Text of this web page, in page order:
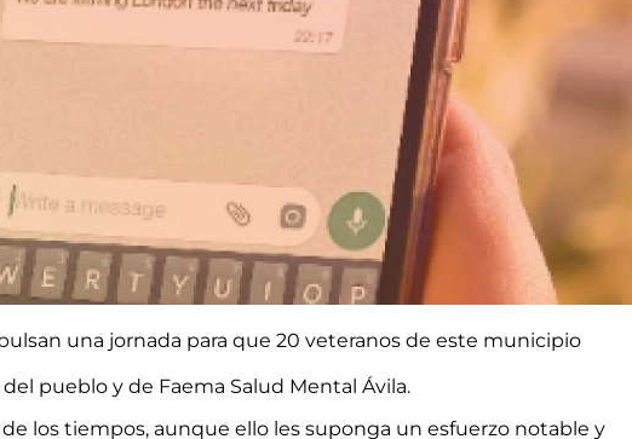
una jornada para que 20 veteranos de este municipio
pueblo y de Faema Salud Mental Ávila.
los tiempos, aunque ello les suponga un esfuerzo notable y